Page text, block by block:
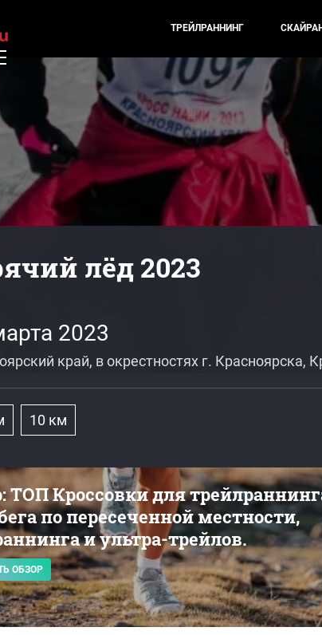
ТРЕЙЛРАННИНГ
лёд 2023
2023
край, в окрестностях г.
10 км
ТОП Кроссовки для
по пересеченной местности,
и ультра-трейлов.
ОБЗОР